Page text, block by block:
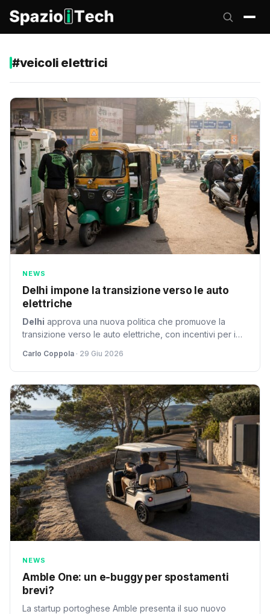
#veicoli elettrici
NEWS
Delhi impone la transizione verso le auto
elettriche
Delhi approva una nuova politica che promuove la
transizione verso le auto elettriche, con incentivi per i
Carlo Coppola · 29 Giu 2026
NEWS
Amble One: un e-buggy per spostamenti
brevi?
La startup portoghese Amble presenta il suo nuovo